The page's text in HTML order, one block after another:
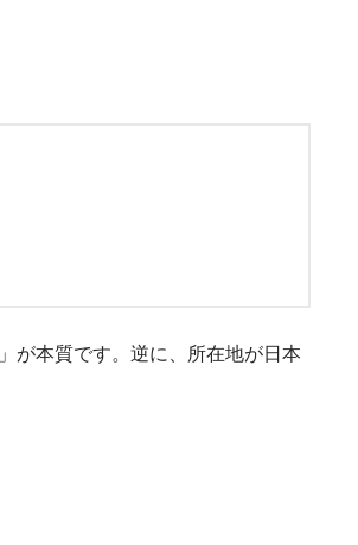
が本質です。逆に、所在地が日本